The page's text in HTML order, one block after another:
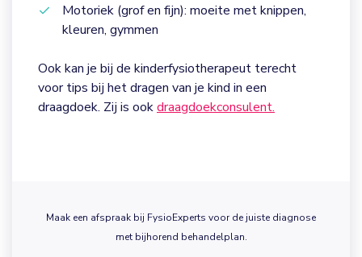
Motoriek (grof en fijn): moeite met knippen,
kleuren, gymmen
Ook kan je bij de kinderfysiotherapeut terecht
voor tips bij het dragen van je kind in een
draagdoek. Zij is ookdraagdoekconsulent.
Maak een afspraak bij FysioExperts voor de juiste diagnose
met bijhorend behandelplan.
diëtist en de POH-jeugd. We hebben verschillende
samenwerkingspartners en ook intern in de praktijk
collega (denk aan manueel- of psychosomatische
fysiotherapie en de oefentherapeut).